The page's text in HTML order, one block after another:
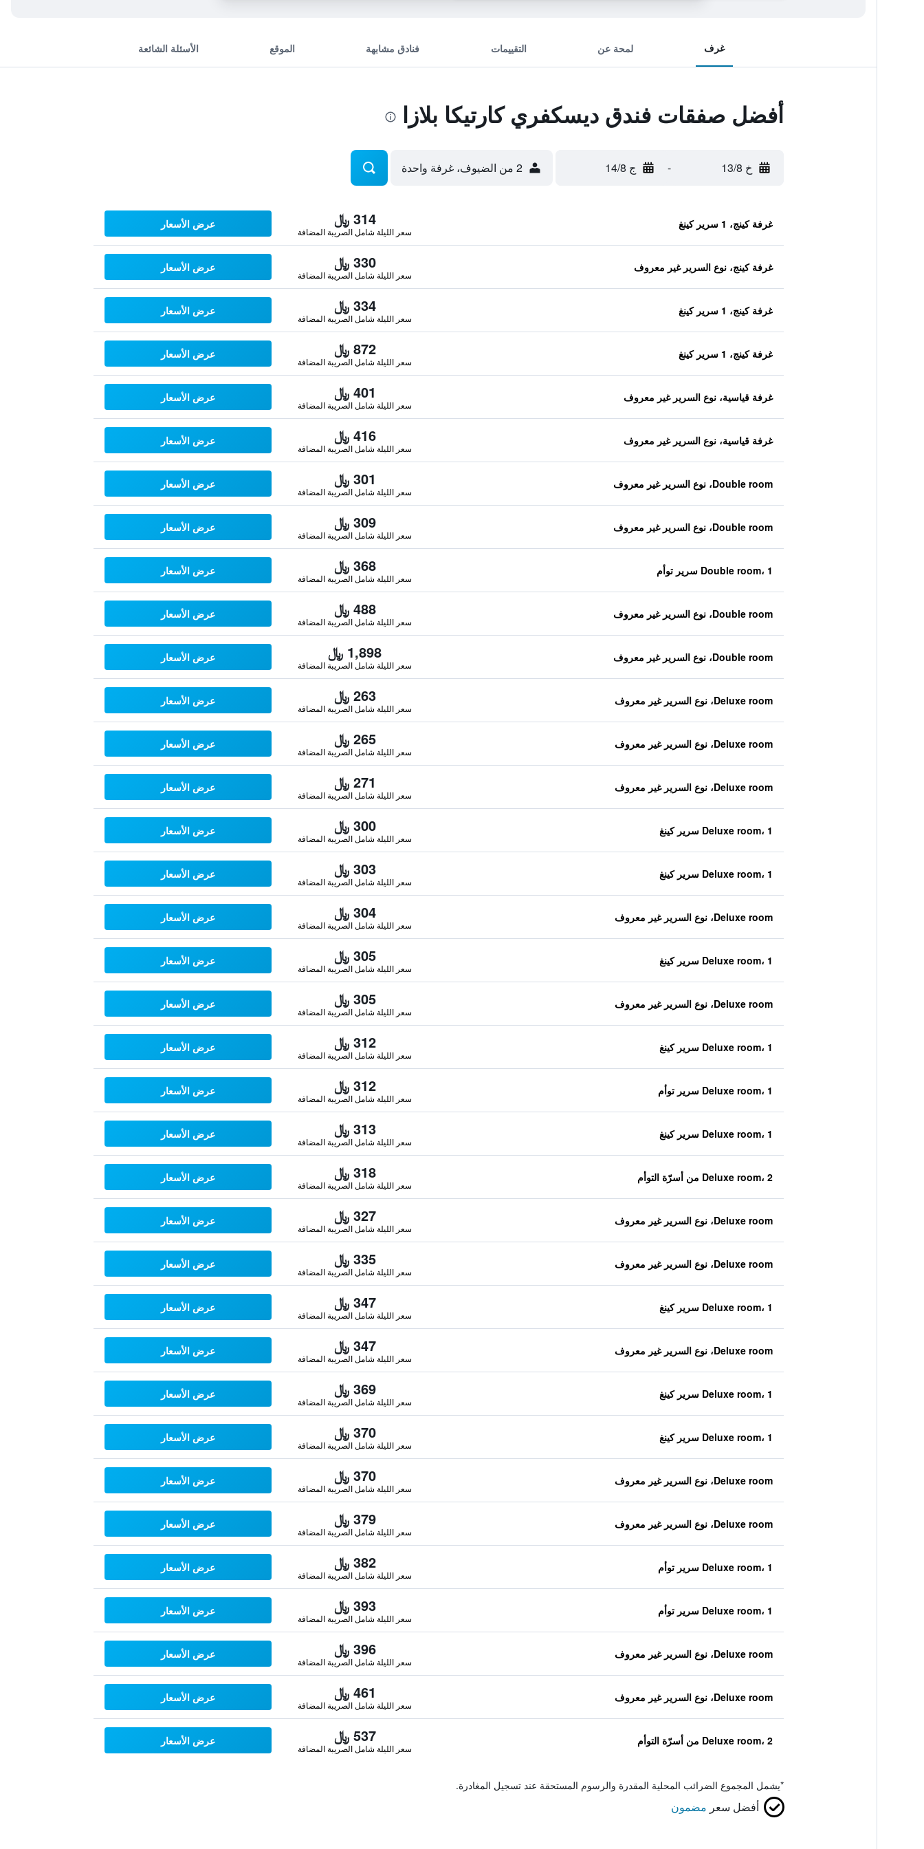
غرف لمحة عن التقييمات فنادق مشابهة الموقع الأسئلة الشائعة
أفضل صفقات فندق ديسكفري كارتيكا بلازا
خ 13/8 - ج 14/8 2 من الضيوف، غرفة واحدة
غرفة كينج، 1 سرير كينغ 314 ﷼
سعر الليلة شامل الصريبة المضافة
عرض الأسعار
غرفة كينج، نوع السرير غير معروف 330 ﷼
سعر الليلة شامل الصريبة المضافة
عرض الأسعار
غرفة كينج، 1 سرير كينغ 334 ﷼
سعر الليلة شامل الصريبة المضافة
عرض الأسعار
غرفة كينج، 1 سرير كينغ 872 ﷼
سعر الليلة شامل الصريبة المضافة
عرض الأسعار
غرفة قياسية، نوع السرير غير معروف 401 ﷼
سعر الليلة شامل الصريبة المضافة
عرض الأسعار
غرفة قياسية، نوع السرير غير معروف 416 ﷼
سعر الليلة شامل الصريبة المضافة
عرض الأسعار
Double room، نوع السرير غير معروف 301 ﷼
سعر الليلة شامل الصريبة المضافة
عرض الأسعار
Double room، نوع السرير غير معروف 309 ﷼
سعر الليلة شامل الصريبة المضافة
عرض الأسعار
Double room، 1 سرير توأم 368 ﷼
سعر الليلة شامل الصريبة المضافة
عرض الأسعار
Double room، نوع السرير غير معروف 488 ﷼
سعر الليلة شامل الصريبة المضافة
عرض الأسعار
Double room، نوع السرير غير معروف 1,898 ﷼
سعر الليلة شامل الصريبة المضافة
عرض الأسعار
Deluxe room، نوع السرير غير معروف 263 ﷼
سعر الليلة شامل الصريبة المضافة
عرض الأسعار
Deluxe room، نوع السرير غير معروف 265 ﷼
سعر الليلة شامل الصريبة المضافة
عرض الأسعار
Deluxe room، نوع السرير غير معروف 271 ﷼
سعر الليلة شامل الصريبة المضافة
عرض الأسعار
Deluxe room، 1 سرير كينغ 300 ﷼
سعر الليلة شامل الصريبة المضافة
عرض الأسعار
Deluxe room، 1 سرير كينغ 303 ﷼
سعر الليلة شامل الصريبة المضافة
عرض الأسعار
Deluxe room، نوع السرير غير معروف 304 ﷼
سعر الليلة شامل الصريبة المضافة
عرض الأسعار
Deluxe room، 1 سرير كينغ 305 ﷼
سعر الليلة شامل الصريبة المضافة
عرض الأسعار
Deluxe room، نوع السرير غير معروف 305 ﷼
سعر الليلة شامل الصريبة المضافة
عرض الأسعار
Deluxe room، 1 سرير كينغ 312 ﷼
سعر الليلة شامل الصريبة المضافة
عرض الأسعار
Deluxe room، 1 سرير توأم 312 ﷼
سعر الليلة شامل الصريبة المضافة
عرض الأسعار
Deluxe room، 1 سرير كينغ 313 ﷼
سعر الليلة شامل الصريبة المضافة
عرض الأسعار
Deluxe room، 2 من أسرّة التوأم 318 ﷼
سعر الليلة شامل الصريبة المضافة
عرض الأسعار
Deluxe room، نوع السرير غير معروف 327 ﷼
سعر الليلة شامل الصريبة المضافة
عرض الأسعار
Deluxe room، نوع السرير غير معروف 335 ﷼
سعر الليلة شامل الصريبة المضافة
عرض الأسعار
Deluxe room، 1 سرير كينغ 347 ﷼
سعر الليلة شامل الصريبة المضافة
عرض الأسعار
Deluxe room، نوع السرير غير معروف 347 ﷼
سعر الليلة شامل الصريبة المضافة
عرض الأسعار
Deluxe room، 1 سرير كينغ 369 ﷼
سعر الليلة شامل الصريبة المضافة
عرض الأسعار
Deluxe room، 1 سرير كينغ 370 ﷼
سعر الليلة شامل الصريبة المضافة
عرض الأسعار
Deluxe room، نوع السرير غير معروف 370 ﷼
سعر الليلة شامل الصريبة المضافة
عرض الأسعار
Deluxe room، نوع السرير غير معروف 379 ﷼
سعر الليلة شامل الصريبة المضافة
عرض الأسعار
Deluxe room، 1 سرير توأم 382 ﷼
سعر الليلة شامل الصريبة المضافة
عرض الأسعار
Deluxe room، 1 سرير توأم 393 ﷼
سعر الليلة شامل الصريبة المضافة
عرض الأسعار
Deluxe room، نوع السرير غير معروف 396 ﷼
سعر الليلة شامل الصريبة المضافة
عرض الأسعار
Deluxe room، نوع السرير غير معروف 461 ﷼
سعر الليلة شامل الصريبة المضافة
عرض الأسعار
Deluxe room، 2 من أسرّة التوأم 537 ﷼
سعر الليلة شامل الصريبة المضافة
عرض الأسعار
*يشمل المجموع الضرائب المحلية المقدرة والرسوم المستحقة عند تسجيل المغادرة.
أفضل سعر مضمون